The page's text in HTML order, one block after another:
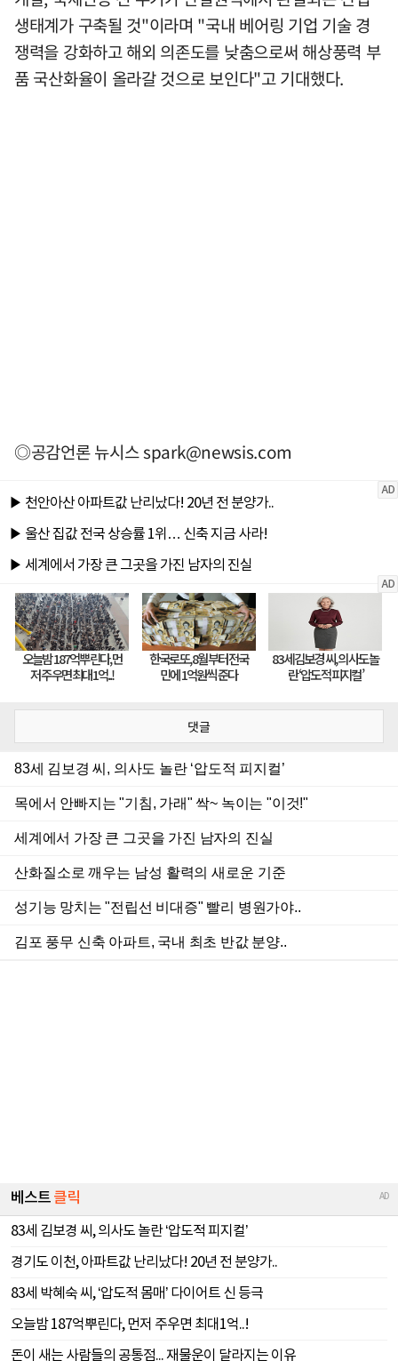
생태계가 구축될 것"이라며 "국내 베어링 기업 기술 경
쟁력을 강화하고 해외 의존도를 낮춤으로써 해상풍력 부
품 국산화율이 올라갈 것으로 보인다"고 기대했다.
◎공감언론 뉴시스spark@newsis.com
댓글